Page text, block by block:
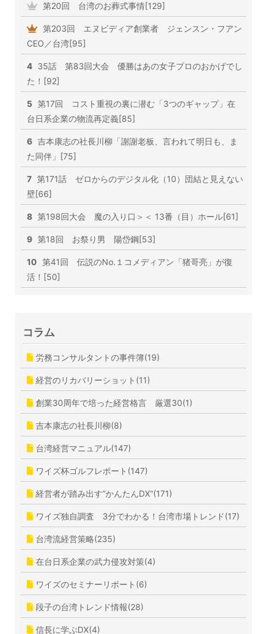
第20回 台湾のお葬式事情[129]
第203回 エヌビディア創業者 ジェンスン・フアン
CEO／台湾[95]
4 35話 第83回大会 優勝はあの女子プロのおかげでし
た！[92]
5 第17回 コスト重視の裏に潜む「3つのギャップ」在
台日系企業の物流再定義[85]
6 吉本康志の社長川柳「謝謝老板、言われて明日も、ま
た同伴」[75]
7 第171話 ゼロからのデジタル化（10）団結と見えない
壁[66]
8 第198回大会 魔の入り口＞＜ 13番（目）ホール[61]
9 第18回 お祭り男 陽岱鋼[53]
10 第41回 伝説のNo.１コメディアン「猪哥亮」が復
活！[50]
コラム
労務コンサルタントの事件簿(19)
経営のリカバリーショット(11)
創業30周年で培った経営格言 厳選30(1)
吉本康志の社長川柳(8)
台湾経営マニュアル(147)
ワイズ杯ゴルフレポート(147)
経営者が踏み出す”かんたんDX”(171)
ワイズ独自調査 3分でわかる！台湾市場トレンド(17)
台湾流経営策略(235)
在台日系企業の武力侵攻対策(4)
ワイズのセミナーリポート(6)
段子の台湾トレンド情報(28)
信長に学ぶDX(4)